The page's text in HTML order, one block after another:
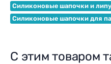
Силиконовые шапочки и
Силиконовые шапочки для
С этим товаром